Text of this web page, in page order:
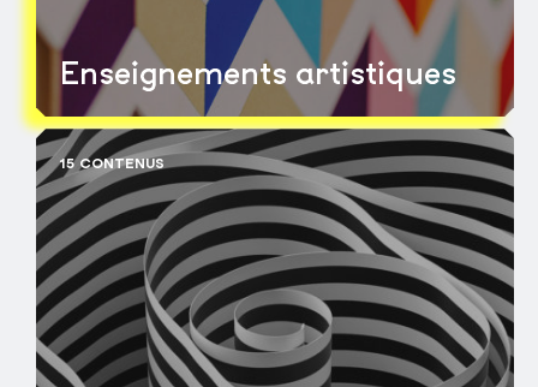
Enseignements artistiques
15 CONTENUS